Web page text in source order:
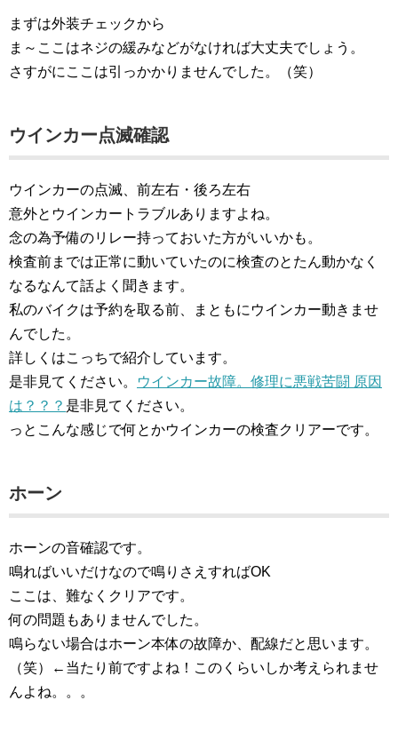
まずは外装チェックから
ま～ここはネジの緩みなどがなければ大丈夫でしょう。
さすがにここは引っかかりませんでした。（笑）
ウインカー点滅確認
ウインカーの点滅、前左右・後ろ左右
意外とウインカートラブルありますよね。
念の為予備のリレー持っておいた方がいいかも。
検査前までは正常に動いていたのに検査のとたん動かなく
なるなんて話よく聞きます。
私のバイクは予約を取る前、まともにウインカー動きませ
んでした。
詳しくはこっちで紹介しています。
是非見てください。
ウインカー故障。修理に悪戦苦闘 原因
は？？？ 是非見てください。
っとこんな感じで何とかウインカーの検査クリアーです。
ホーン
ホーンの音確認です。
鳴ればいいだけなので鳴りさえすればOK
ここは、難なくクリアです。
何の問題もありませんでした。
鳴らない場合はホーン本体の故障か、配線だと思います。
（笑）←当たり前ですよね！このくらいしか考えられませ
んよね。。。